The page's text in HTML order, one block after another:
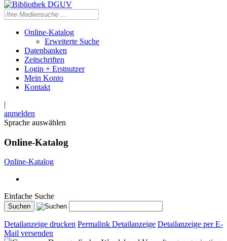
Online-Katalog
Erweiterte Suche
Datenbanken
Zeitschriften
Login + Erstnutzer
Mein Konto
Kontakt
|
anmelden
Sprache auswählen
Online-Katalog
Online-Katalog
Einfache Suche
Detailanzeige drucken Permalink Detailanzeige Detailanzeige per E-
Mail versenden